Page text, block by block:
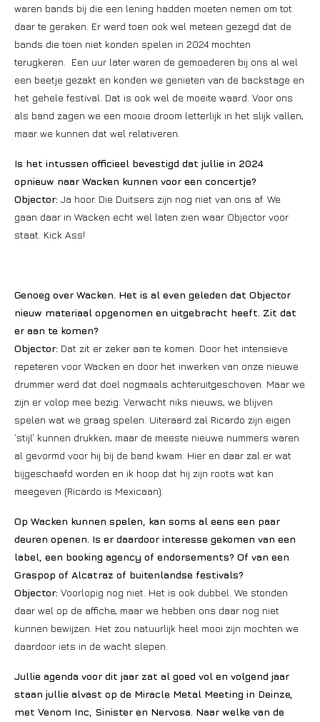
waren bands bij die een lening hadden moeten nemen om tot
daar te geraken. Er werd toen ook wel meteen gezegd dat de
bands die toen niet konden spelen in 2024 mochten
terugkeren. Een uur later waren de gemoederen bij ons al wel
een beetje gezakt en konden we genieten van de backstage en
het gehele festival. Dat is ook wel de moeite waard. Voor ons
als band zagen we een mooie droom letterlijk in het slijk vallen,
maar we kunnen dat wel relativeren.
Is het intussen officieel bevestigd dat jullie in 2024
opnieuw naar Wacken kunnen voor een concertje?
Objector: Ja hoor. Die Duitsers zijn nog niet van ons af. We
gaan daar in Wacken echt wel laten zien waar Objector voor
staat. Kick Ass!
Genoeg over Wacken. Het is al even geleden dat Objector
nieuw materiaal opgenomen en uitgebracht heeft. Zit dat
er aan te komen?
Objector: Dat zit er zeker aan te komen. Door het intensieve
repeteren voor Wacken en door het inwerken van onze nieuwe
drummer werd dat doel nogmaals achteruitgeschoven. Maar we
zijn er volop mee bezig. Verwacht niks nieuws, we blijven
spelen wat we graag spelen. Uiteraard zal Ricardo zijn eigen
‘stijl’ kunnen drukken, maar de meeste nieuwe nummers waren
al gevormd voor hij bij de band kwam. Hier en daar zal er wat
bijgeschaafd worden en ik hoop dat hij zijn roots wat kan
meegeven (Ricardo is Mexicaan).
Op Wacken kunnen spelen, kan soms al eens een paar
deuren openen. Is er daardoor interesse gekomen van een
label, een booking agency of endorsements? Of van een
Graspop of Alcatraz of buitenlandse festivals?
Objector: Voorlopig nog niet. Het is ook dubbel. We stonden
daar wel op de affiche, maar we hebben ons daar nog niet
kunnen bewijzen. Het zou natuurlijk heel mooi zijn mochten we
daardoor iets in de wacht slepen.
Jullie agenda voor dit jaar zat al goed vol en volgend jaar
staan jullie alvast op de Miracle Metal Meeting in Deinze,
met Venom Inc, Sinister en Nervosa. Naar welke van de